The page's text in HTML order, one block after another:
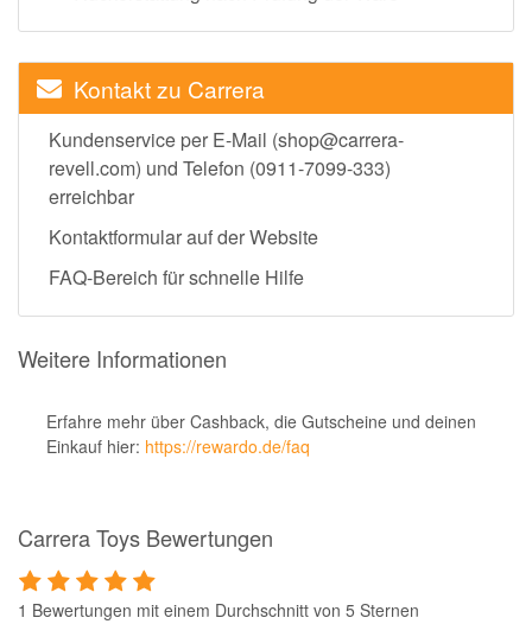
Kontakt zu Carrera
Kundenservice per E-Mail (shop@carrera-
revell.com) und Telefon (0911-7099-333)
erreichbar
Kontaktformular auf der Website
FAQ-Bereich für schnelle Hilfe
Weitere Informationen
Erfahre mehr über Cashback, die Gutscheine und deinen
Einkauf hier: https://rewardo.de/faq
Carrera Toys Bewertungen
1 Bewertungen mit einem Durchschnitt von 5 Sternen